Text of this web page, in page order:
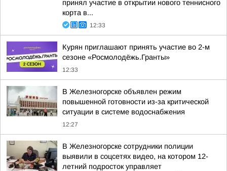
принял участие в открытии нового теннисного
корта в...
12:33
Курян приглашают принять участие во 2-м
сезоне «Росмолодёжь.Гранты»
12:33
В Железногорске объявлен режим
повышенной готовности из-за критической
ситуации в системе водоснабжения
12:27
В Железногорске сотрудники полиции
выявили в соцсетях видео, на котором 12-
летний подросток управляет